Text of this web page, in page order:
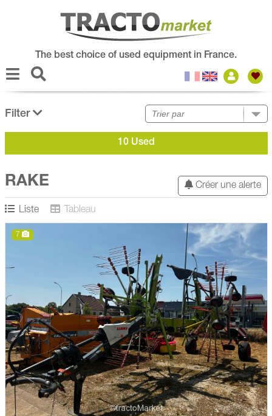
The best choice of used equipment in France.
Filter
10 Used
Créer une alerte
RAKE
Liste Tableau
7